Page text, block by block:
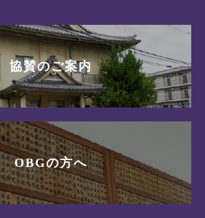
協賛のご案内
OBGの方へ